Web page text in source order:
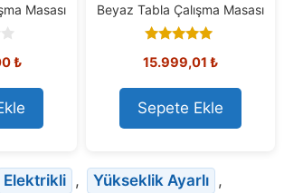
Masası
₺
Beyaz Tabla Çalışma Masası
out of 5
15.999,01 ₺
Sepete Ekle
Elektrikli , Yükseklik Ayarlı ,